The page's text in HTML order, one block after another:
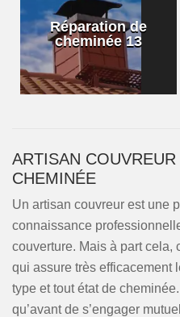
Réparation de
cheminée 13
ARTISAN
CHEMINÉE
Un artisan couvreur est une
connaissance
couverture. Mais à part cela,
qui assure très efficacement
type et tout état de
qu’avant de s’engager